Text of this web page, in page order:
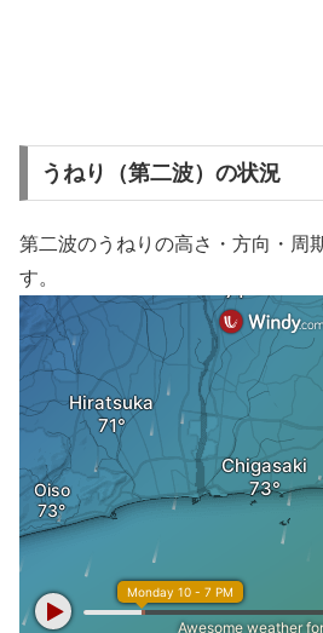
うねり（第二波）の状況
第二波のうねりの高さ・方向・周
す。